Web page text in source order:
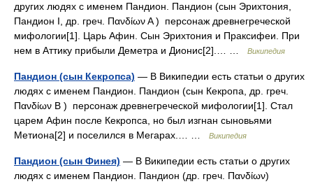
других людях с именем Пандион. Пандион (сын Эрихтония,
Пандион I, др. греч. Πανδίων Α ) персонаж древнегреческой
мифологии[1]. Царь Афин. Сын Эрихтония и Праксифеи. При
нем в Аттику прибыли Деметра и Дионис[2].… …
Википедия
Пандион (сын Кекропса) — В Википедии есть статьи о других
людях с именем Пандион. Пандион (сын Кекропа, др. греч.
Πανδίων Β ) персонаж древнегреческой мифологии[1]. Стал
царем Афин после Кекропса, но был изгнан сыновьями
Метиона[2] и поселился в Мегарах.… …
Википедия
Пандион (сын Финея) — В Википедии есть статьи о других
людях с именем Пандион. Пандион (др. греч. Πανδίων)